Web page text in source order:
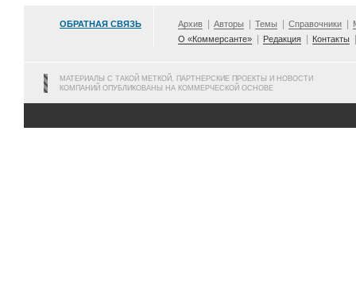
ОБРАТНАЯ СВЯЗЬ Архив Авторы Темы Справочники
О «Коммерсанте»
Редакция Контакты
МАТЕРИАЛЫ С ТАКОЙ МЕТКОЙ, ПАРТНЕРСКИЕ ПРОЕКТЫ И НОВОСТИ
КОМПАНИЙ ОПУБЛИКОВАНЫ НА КОММЕРЧЕСКОЙ ОСНОВЕ